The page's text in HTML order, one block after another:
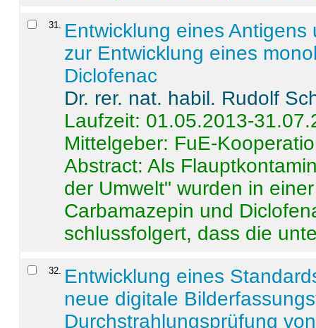
31. Entwicklung eines
zur Entwicklung eines
Diclofenac
Dr. rer. nat. habil. Rudolf
Laufzeit: 01.05.2013-
Mittelgeber: FuE-
Abstract:Als
der Umwelt" wurden in
Carbamazepin und
schlussfolgert, dass die
32. Entwicklung eines
neue digitale
Durchstrahlungsprüfung